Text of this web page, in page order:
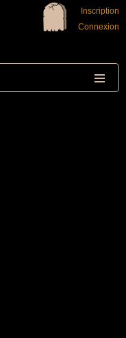
Inscription
Connexion